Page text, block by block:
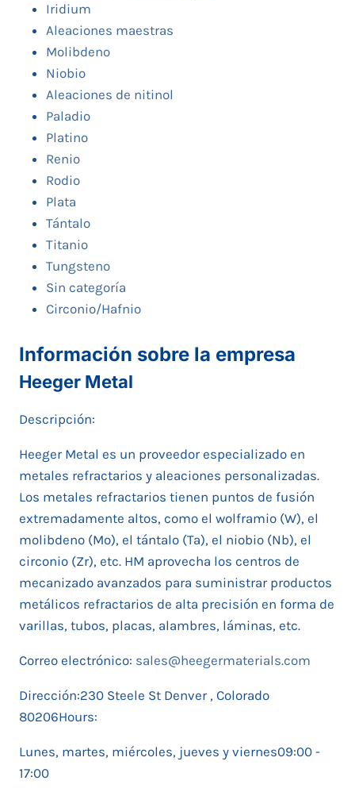
Iridium
Aleaciones maestras
Molibdeno
Niobio
Aleaciones de nitinol
Paladio
Platino
Renio
Rodio
Plata
Tántalo
Titanio
Tungsteno
Sin categoría
Circonio/Hafnio
Información sobre la empresa
Heeger Metal
Descripción:
Heeger Metal es un proveedor especializado en
metales refractarios y aleaciones personalizadas.
Los metales refractarios tienen puntos de fusión
extremadamente altos, como el wolframio (W), el
molibdeno (Mo), el tántalo (Ta), el niobio (Nb), el
circonio (Zr), etc. HM aprovecha los centros de
mecanizado avanzados para suministrar productos
metálicos refractarios de alta precisión en forma de
varillas, tubos, placas, alambres, láminas, etc.
Correo electrónico: sales@heegermaterials.com
Dirección:230 Steele St Denver , Colorado
80206Hours:
Lunes, martes, miércoles, jueves y viernes09:00 -
17:00